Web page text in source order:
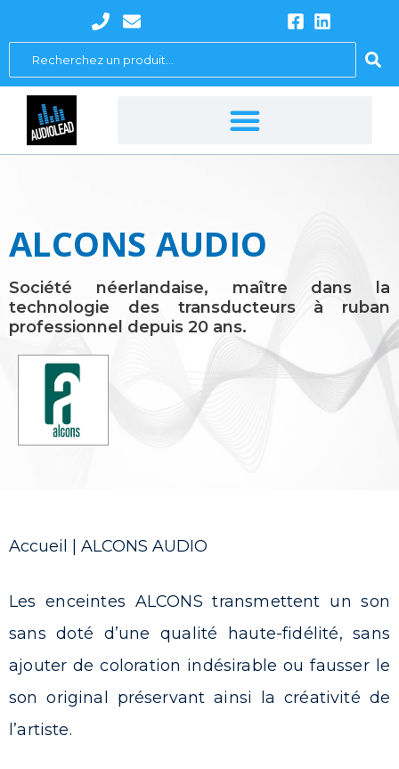
contenu
Search
...
ALCONS AUDIO
Société néerlandaise, maître dans la
technologie des transducteurs à ruban
professionnel depuis 20 ans.
Accueil ALCONS AUDIO
Les enceintes ALCONS transmettent un son
sans doté d’une qualité haute-fidélité, sans
ajouter de coloration indésirable ou fausser le
son original préservant ainsi la créativité de
l’artiste.